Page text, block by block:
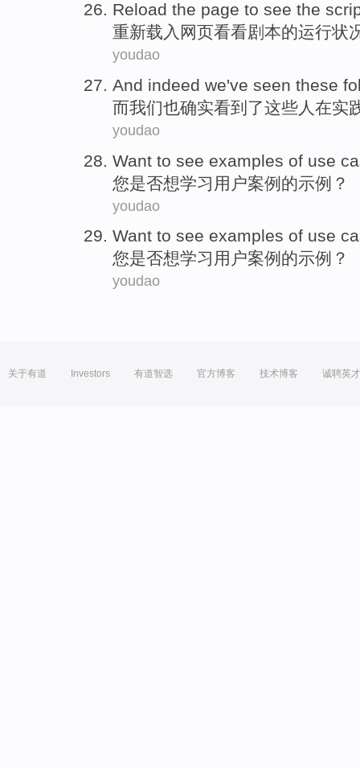
Reload the page to see the
重新载入 网页看看剧本的运行状
youdao
And indeed we've seen these
而我们也确实看到 了这些人 在实
youdao
Want to see examples of use
您是否想学习 用户案例的示例？
youdao
Want to see examples of use
您是否想学习 用户案例 的示例？
youdao
关于有道 Investors 有道智选 官方博客 技术博客 诚聘英才